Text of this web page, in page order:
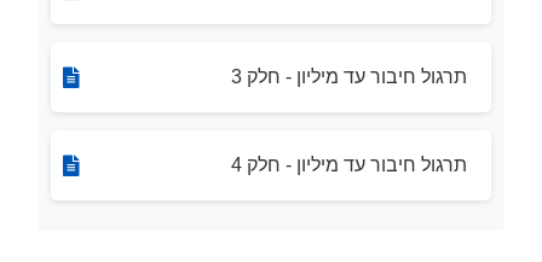
תרגול חיבור עד מיליון - חלק 3
תרגול חיבור עד מיליון - חלק 4